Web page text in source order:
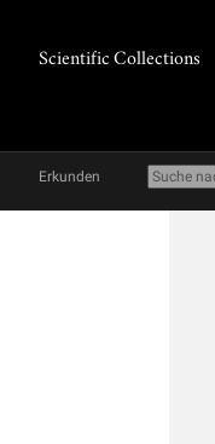
Scientific Collections
Erkunden